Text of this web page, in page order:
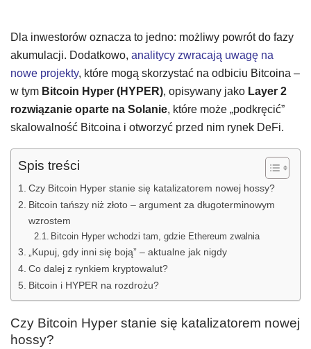
Dla inwestorów oznacza to jedno: możliwy powrót do fazy
akumulacji. Dodatkowo, analitycy zwracają uwagę na
nowe projekty, które mogą skorzystać na odbiciu Bitcoina –
w tym Bitcoin Hyper (HYPER), opisywany jako Layer 2
rozwiązanie oparte na Solanie, które może „podkręcić”
skalowalność Bitcoina i otworzyć przed nim rynek DeFi.
Spis treści
Czy Bitcoin Hyper stanie się katalizatorem nowej hossy?
Bitcoin tańszy niż złoto – argument za długoterminowym
wzrostem
Bitcoin Hyper wchodzi tam, gdzie Ethereum zwalnia
„Kupuj, gdy inni się boją” – aktualne jak nigdy
Co dalej z rynkiem kryptowalut?
Bitcoin i HYPER na rozdrożu?
Czy Bitcoin Hyper stanie się katalizatorem nowej
hossy?